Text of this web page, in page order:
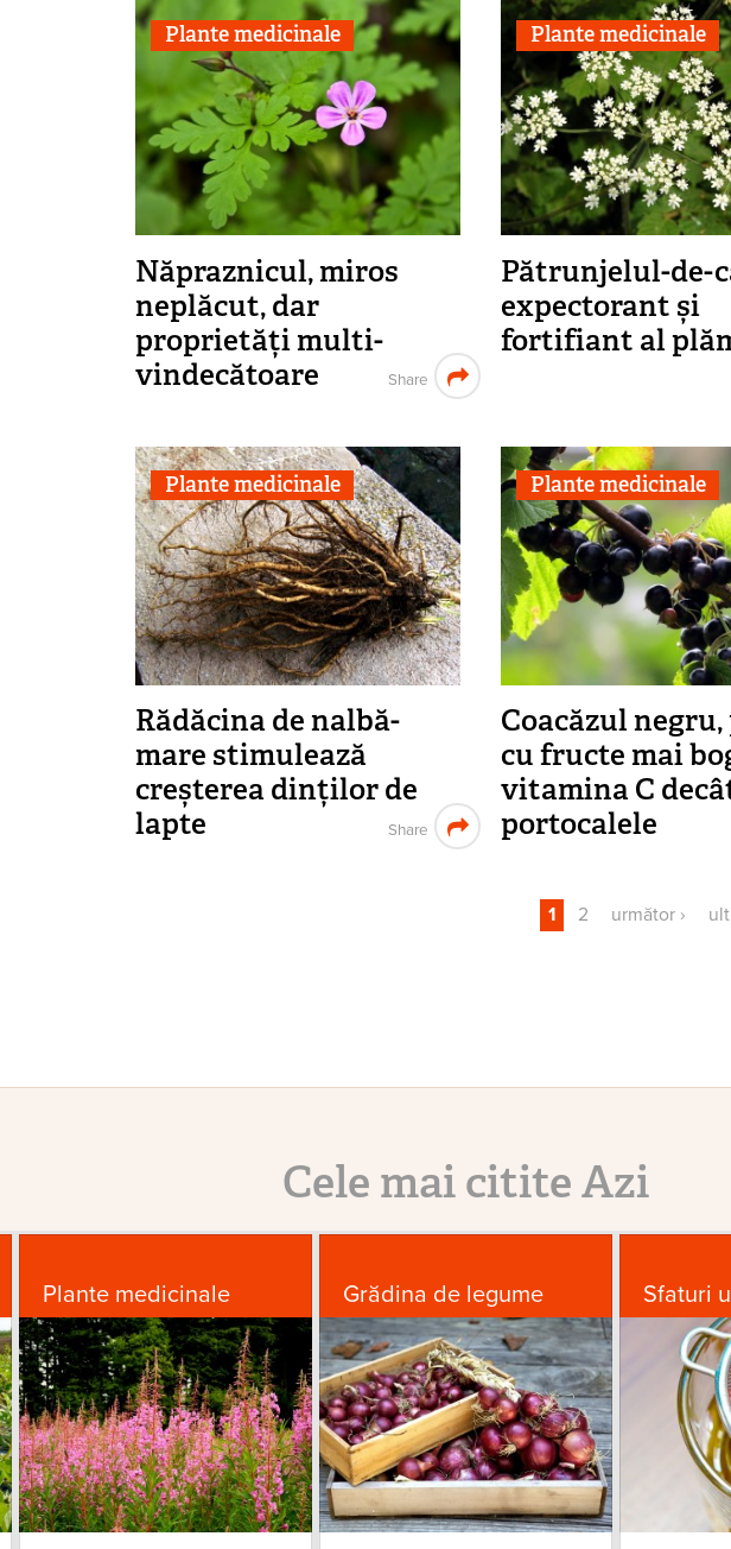
Plante medicinale
Năpraznicul, miros
neplăcut, dar
proprietăți multi-
vindecătoare
Share
Plante medicinale
Pătrunjelul-de-
expectorant și
fortifiant al
Plante medicinale
Rădăcina de nalbă-
mare stimulează
creșterea dinților de
lapte
Share
Plante medicinale
Coacăzul
cu fructe mai
vitamina C
portocalele
1 2 următor ›
Cele mai citite Azi
Plante medicinale Grădina de legume Sfaturi